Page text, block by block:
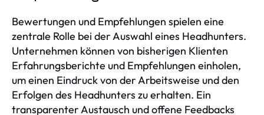
Bewertungen und Empfehlungen spielen eine
zentrale Rolle bei der Auswahl eines Headhunters.
Unternehmen können von bisherigen Klienten
Erfahrungsberichte und Empfehlungen einholen,
um einen Eindruck von der Arbeitsweise und den
Erfolgen des Headhunters zu erhalten. Ein
transparenter Austausch und offene Feedbacks